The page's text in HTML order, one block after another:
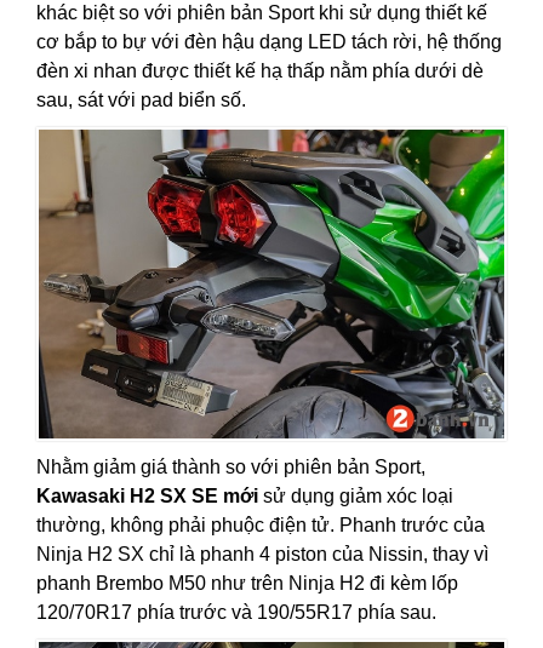
khác biệt so với phiên bản Sport khi sử dụng thiết kế
cơ bắp to bự với đèn hậu dạng LED tách rời, hệ thống
đèn xi nhan được thiết kế hạ thấp nằm phía dưới dè
sau, sát với pad biển số.
Nhằm giảm giá thành so với phiên bản Sport,
Kawasaki H2 SX SE mới sử dụng giảm xóc loại
thường, không phải phuộc điện tử. Phanh trước của
Ninja H2 SX chỉ là phanh 4 piston của Nissin, thay vì
phanh Brembo M50 như trên Ninja H2 đi kèm lốp
120/70R17 phía trước và 190/55R17 phía sau.